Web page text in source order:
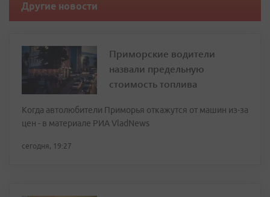
Другие новости
Приморские водители
назвали предельную
стоимость топлива
Когда автолюбители Приморья откажутся от машин из-за
цен - в материале РИА VladNews
сегодня, 19:27